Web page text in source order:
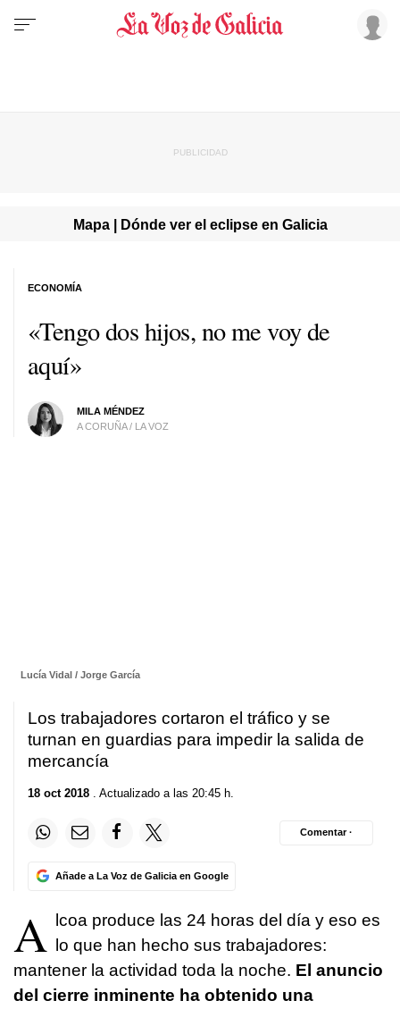
Mapa | Dónde ver el eclipse en Galicia
«Tengo dos hijos, no me voy de
aquí»
MILA MÉNDEZ
A CORUÑA / LA VOZ
ECONOMÍA
Lucía Vidal / Jorge García
Los trabajadores cortaron el tráfico y se
turnan en guardias para impedir la salida de
mercancía
18 oct 2018 . Actualizado a las 20:45 h.
Añade a La Voz de Galicia en Google
Comentar ·
A lcoa produce las 24 horas del día y eso es
lo que han hecho sus trabajadores:
mantener la actividad toda la noche. El anuncio
del cierre inminente ha obtenido una